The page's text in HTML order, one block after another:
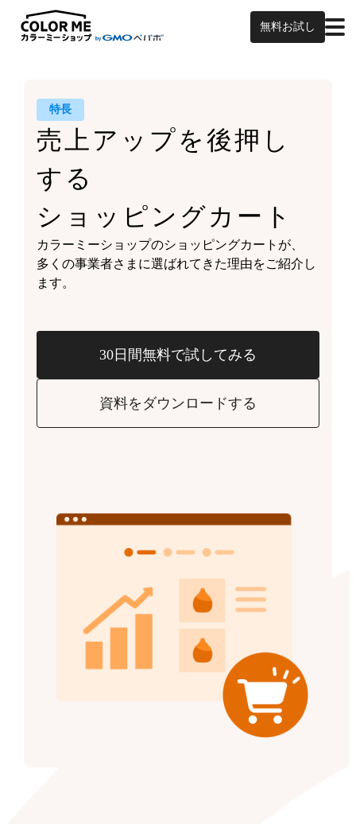
無料お試し
特長
売上アップを後押し
する
ショッピングカート
カラーミーショップのショッピングカートが、
多くの事業者さまに選ばれてきた理由をご紹介し
ます。
30日間無料で試してみる
資料をダウンロードする